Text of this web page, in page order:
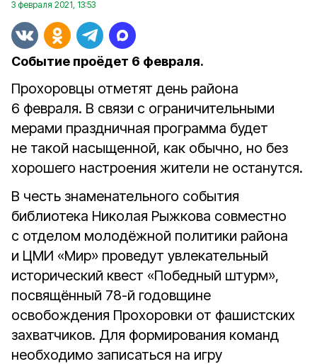
3 февраля 2021, 13:53
Событие проёдет 6 февраля.
Прохоровцы отметят день района
6 февраля. В связи с ограничительными
мерами праздничная программа будет
не такой насыщенной, как обычно, но без
хорошего настроения жители не останутся.
В честь знаменательного события
библиотека Николая Рыжкова совместно
с отделом молодёжной политики района
и ЦМИ «Мир» проведут увлекательный
исторический квест «Победный штурм»,
посвящённый 78-й годовщине
освобождения Прохоровки от фашистских
захватчиков. Для формирования команд
необходимо записаться на игру